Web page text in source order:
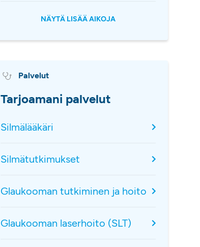
NÄYTÄ LISÄÄ AIKOJA
Palvelut
Tarjoamani palvelut
Silmälääkäri
Silmätutkimukset
Glaukooman tutkiminen ja hoito
Glaukooman laserhoito (SLT)